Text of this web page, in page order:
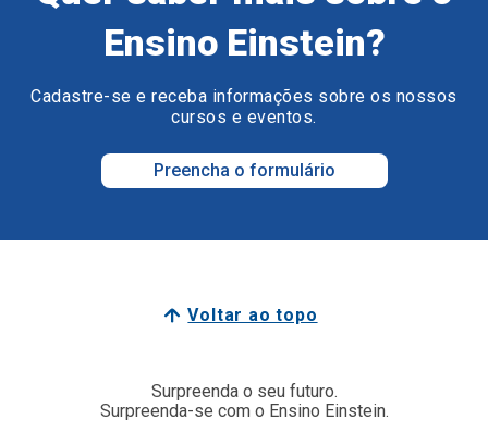
Ensino Einstein?
Cadastre-se e receba informações sobre os nossos
cursos e eventos.
Preencha o formulário
Voltar ao topo
Surpreenda o seu futuro.
Surpreenda-se com o Ensino Einstein.